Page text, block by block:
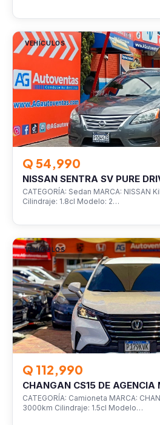
VEHÍCULOS
Q 54,990
NISSAN SENTRA SV PURE
CATEGORÍA: Sedan MARCA: NISSAN
Cilindraje: 1.8cl Modelo: 2…
VEHÍCULOS
Q 112,990
CHANGAN CS15 DE
CATEGORÍA: Camioneta MARCA:
3000km Cilindraje: 1.5cl Modelo…